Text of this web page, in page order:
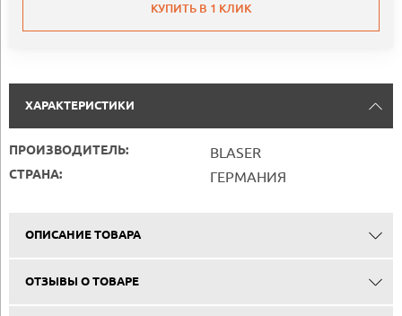
КУПИТЬ В 1 КЛИК
ХАРАКТЕРИСТИКИ
ПРОИЗВОДИТЕЛЬ: BLASER
СТРАНА: ГЕРМАНИЯ
ОПИСАНИЕ ТОВАРА
ОТЗЫВЫ О ТОВАРЕ